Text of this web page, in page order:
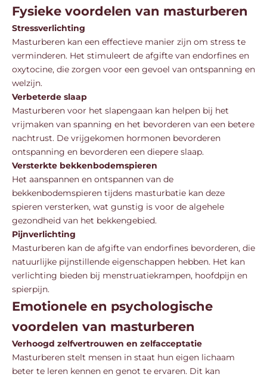
Fysieke voordelen van masturberen
Stressverlichting
Masturberen kan een effectieve manier zijn om stress te
verminderen. Het stimuleert de afgifte van endorfines en
oxytocine, die zorgen voor een gevoel van ontspanning en
welzijn.
Verbeterde slaap
Masturberen voor het slapengaan kan helpen bij het
vrijmaken van spanning en het bevorderen van een betere
nachtrust. De vrijgekomen hormonen bevorderen
ontspanning en bevorderen een diepere slaap.
Versterkte bekkenbodemspieren
Het aanspannen en ontspannen van de
bekkenbodemspieren tijdens masturbatie kan deze
spieren versterken, wat gunstig is voor de algehele
gezondheid van het bekkengebied.
Pijnverlichting
Masturberen kan de afgifte van endorfines bevorderen, die
natuurlijke pijnstillende eigenschappen hebben. Het kan
verlichting bieden bij menstruatiekrampen, hoofdpijn en
spierpijn.
Emotionele en psychologische
voordelen van masturberen
Verhoogd zelfvertrouwen en zelfacceptatie
Masturberen stelt mensen in staat hun eigen lichaam
beter te leren kennen en genot te ervaren. Dit kan